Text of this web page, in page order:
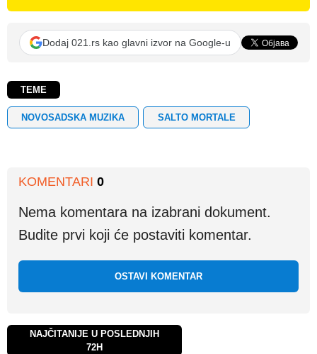
Dodaj 021.rs kao glavni izvor na Google-u
TEME
NOVOSADSKA MUZIKA SALTO MORTALE
KOMENTARI 0
Nema komentara na izabrani dokument.
Budite prvi koji će postaviti komentar.
OSTAVI KOMENTAR
NAJČITANIJE U POSLEDNJIH
72H